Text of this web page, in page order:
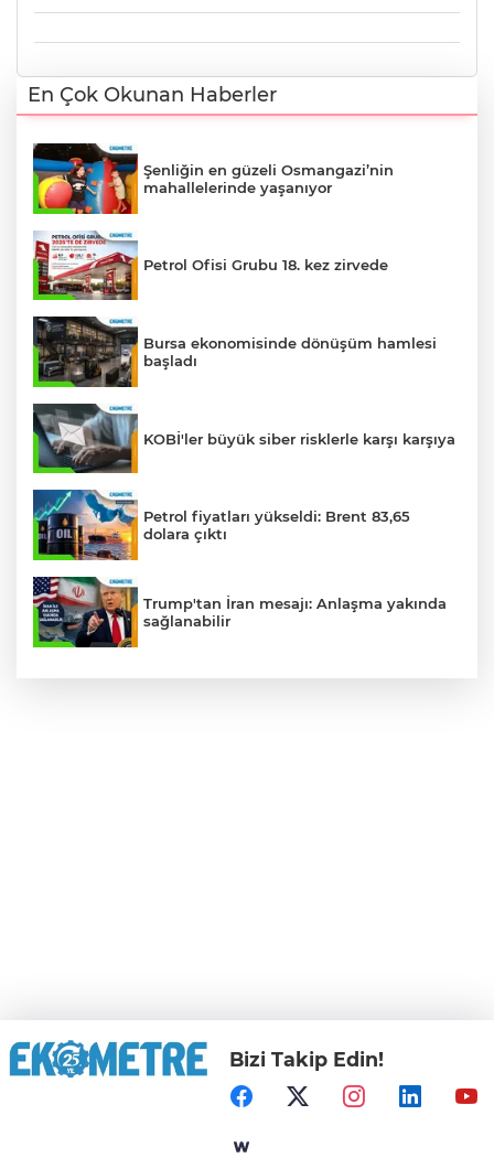
En Çok Okunan Haberler
Şenliğin en güzeli Osmangazi’nin
mahallelerinde yaşanıyor
Petrol Ofisi Grubu 18. kez zirvede
Bursa ekonomisinde dönüşüm hamlesi
başladı
KOBİ'ler büyük siber risklerle karşı karşıya
Petrol fiyatları yükseldi: Brent 83,65
dolara çıktı
Trump'tan İran mesajı: Anlaşma yakında
sağlanabilir
Bizi Takip Edin!